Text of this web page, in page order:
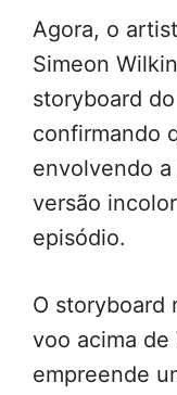
Agora, o
Simeon
storyboard
confirmando
envolvendo
versão
episódio.
O storyboard
voo acima de
empreende